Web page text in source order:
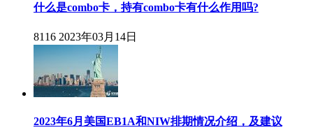
什么是combo卡，持有combo卡有什么作用吗?
8116 2023年03月14日
2023年6月美国EB1A和NIW排期情况介绍，及建议